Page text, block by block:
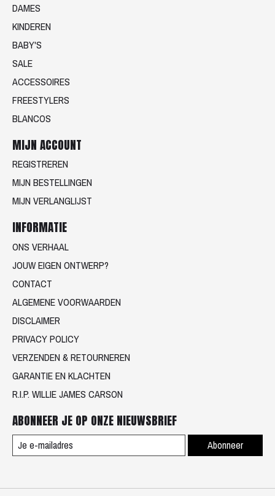
DAMES
KINDEREN
BABY'S
SALE
ACCESSOIRES
FREESTYLERS
BLANCOS
MIJN ACCOUNT
REGISTREREN
MIJN BESTELLINGEN
MIJN VERLANGLIJST
INFORMATIE
ONS VERHAAL
JOUW EIGEN ONTWERP?
CONTACT
ALGEMENE VOORWAARDEN
DISCLAIMER
PRIVACY POLICY
VERZENDEN & RETOURNEREN
GARANTIE EN KLACHTEN
R.I.P. WILLIE JAMES CARSON
ABONNEER JE OP ONZE NIEUWSBRIEF
Abonneer